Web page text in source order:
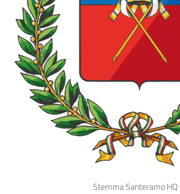
Stemma Santeramo HQ